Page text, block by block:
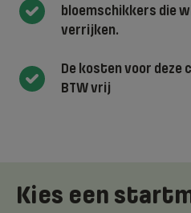
bloemschikkers die
verrijken.
De kosten voor deze
BTW vrij
Kies een